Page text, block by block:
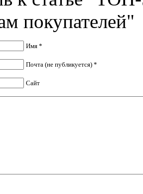
покупателей"
Имя *
Почта (не публикуется) *
Сайт